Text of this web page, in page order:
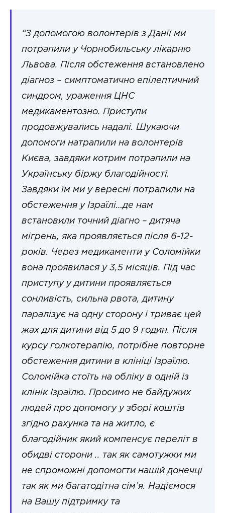
“З допомогою волонтерів з Данії ми
потрапили у Чорнобильську лікарню
Львова. Після обстеження встановлено
діагноз – симптоматично епілептичний
синдром, ураження ЦНС
медикаментозно. Приступи
продовжувались надалі. Шукаючи
допомоги натрапили на волонтерів
Києва, завдяки котрим потрапили на
Українську біржу благодійності.
Завдяки їм ми у вересні потрапили на
обстеження у Ізраїлі…де нам
встановили точний діагно – дитяча
мігрень, яка проявляється після 6-12-
років. Через медикаменти у Соломійки
вона проявилася у 3,5 місяців. Під час
приступу у дитини проявляється
сонливість, сильна рвота, дитину
паралізує на одну сторону і триває цей
жах для дитини від 5 до 9 годин. Після
курсу голкотерапію, потрібне повторне
обстеження дитини в клініці Ізраїлю.
Соломійка стоїть на обліку в одній із
клінік Ізраїлю. Просимо не байдужих
людей про допомогу у зборі коштів
згідно рахунка та на житло, є
благодійник який компенсує переліт в
обидві сторони .. так як самотужки ми
не спроможні допомогти нашій донечці
так як ми багатодітна сім’я. Надіємося
на Вашу підтримку та